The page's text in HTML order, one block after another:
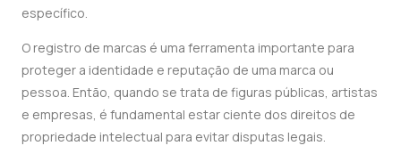
específico.
O registro de marcas é uma ferramenta importante para
proteger a identidade e reputação de uma marca ou
pessoa. Então, quando se trata de figuras públicas, artistas
e empresas, é fundamental estar ciente dos direitos de
propriedade intelectual para evitar disputas legais.